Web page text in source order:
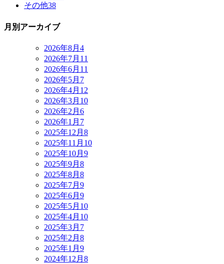
その他38
月別アーカイブ
2026年8月 4
2026年7月 11
2026年6月 11
2026年5月 7
2026年4月 12
2026年3月 10
2026年2月 6
2026年1月 7
2025年12月 8
2025年11月 10
2025年10月 9
2025年9月 8
2025年8月 8
2025年7月 9
2025年6月 9
2025年5月 10
2025年4月 10
2025年3月 7
2025年2月 8
2025年1月 9
2024年12月 8